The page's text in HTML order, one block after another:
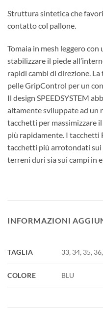
Struttura sintetica che
contatto col pallone.
Tomaia in mesh leggero
stabilizzare il piede
rapidi cambi di direzione.
pelle GripControl per un
Il design SPEEDSYSTEM
altamente sviluppate ad un
tacchetti per massimizzare
più rapidamente. I tacchetti
tacchetti più arrotondati sui
terreni duri sia sui campi in
INFORMAZIONI
TAGLIA 33, 34, 35,
COLORE BLU